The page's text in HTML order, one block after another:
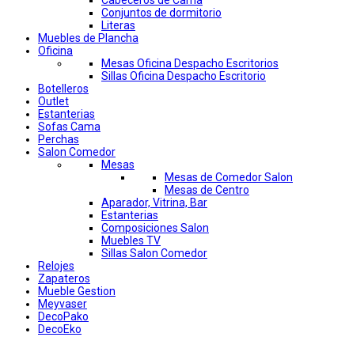
Conjuntos de dormitorio
Literas
Muebles de Plancha
Oficina
Mesas Oficina Despacho Escritorios
Sillas Oficina Despacho Escritorio
Botelleros
Outlet
Estanterias
Sofas Cama
Perchas
Salon Comedor
Mesas
Mesas de Comedor Salon
Mesas de Centro
Aparador, Vitrina, Bar
Estanterias
Composiciones Salon
Muebles TV
Sillas Salon Comedor
Relojes
Zapateros
Mueble Gestion
Meyvaser
DecoPako
DecoEko